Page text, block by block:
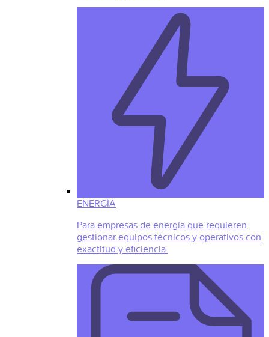
ENERGÍA
Para empresas de energía que requieren
gestionar equipos técnicos y operativos con
exactitud y eficiencia.